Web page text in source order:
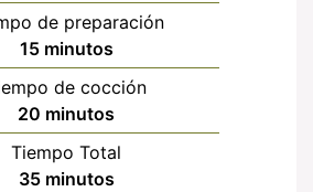
de preparación
15minutos
minutos
de cocción
20 minutos
minutos
Tiempo Total
35minutos
minutos